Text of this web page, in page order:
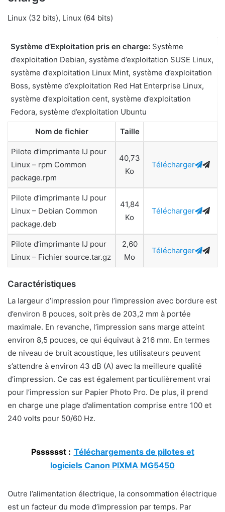
Linux (32 bits), Linux (64 bits)
Système d’Exploitation pris en charge: Système
d’exploitation Debian, système d’exploitation SUSE Linux,
système d’exploitation Linux Mint, système d’exploitation
Boss, système d’exploitation Red Hat Enterprise Linux,
système d’exploitation cent, système d’exploitation
Fedora, système d’exploitation Ubuntu
Nom de fichier Taille
Pilote d’imprimante IJ pour
Linux – rpm Common
package.rpm
40,73
Ko
Télécharger
Pilote d’imprimante IJ pour
Linux – Debian Common
package.deb
41,84
Ko
Télécharger
Pilote d’imprimante IJ pour
Linux – Fichier source.tar.gz
2,60
Mo
Télécharger
Caractéristiques
La largeur d’impression pour l’impression avec bordure est
d’environ 8 pouces, soit près de 203,2 mm à portée
maximale. En revanche, l’impression sans marge atteint
environ 8,5 pouces, ce qui équivaut à 216 mm. En termes
de niveau de bruit acoustique, les utilisateurs peuvent
s’attendre à environ 43 dB (A) avec la meilleure qualité
d’impression. Ce cas est également particulièrement vrai
pour l’impression sur Papier Photo Pro. De plus, il prend
en charge une plage d’alimentation comprise entre 100 et
240 volts pour 50/60 Hz.
Psssssst : Téléchargements de pilotes et
logiciels Canon PIXMA MG5450
Outre l’alimentation électrique, la consommation électrique
est un facteur du mode d’impression par temps. Par